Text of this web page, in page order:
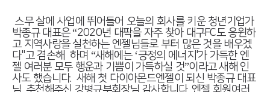
스무 살에 사업에 뛰어들어 오늘의 회사를 키운 청년기업가
박종규 대표은 “2020년 대팍을 자주 찾아 대구FC도 응윈하
고 지역사랑을 실천하는 엔젤님들로 부터 많은 것을 배우겠
다"고 겸손해 하며 “새해에는 ‘긍정의 에너지'가 가득한 엔
젤 여러분 모두 행운과 기쁨이 가득하실 것”이라고 새해 인
사도 했습니다. 새해 첫 다이아몬드엔젤이 되신 박종규 대표